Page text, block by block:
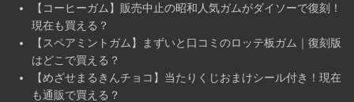
【コーヒーガム】販売中止の昭和人気ガムがダイソーで復刻！
現在も買える？
【スペアミントガム】まずいと口コミのロッテ板ガム｜復刻版
はどこで買える？
【めざせまるきんチョコ】当たりくじおまけシール付き！現在
も通販で買える？